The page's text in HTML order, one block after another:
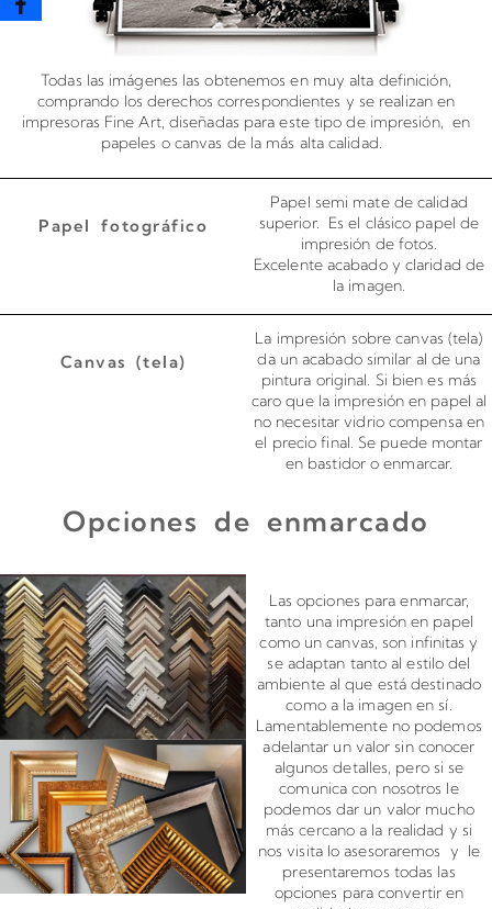
Todas las imágenes las obtenemos en muy alta definición,
comprando los derechos correspondientes y se realizan en
impresoras Fine Art, diseñadas para este tipo de impresión, en
papeles o canvas de la más alta calidad.
Papel fotográfico
Papel semi mate de calidad
superior. Es el clásico papel de
impresión de fotos.
Excelente acabado y claridad de
la imagen.
Canvas (tela)
La impresión sobre canvas (tela)
da un acabado similar al de una
pintura original. Si bien es más
caro que la impresión en papel al
no necesitar vidrio compensa en
el precio final. Se puede montar
en bastidor o enmarcar.
Opciones de enmarcado
Las opciones para enmarcar,
tanto una impresión en papel
como un canvas, son infinitas y
se adaptan tanto al estilo del
ambiente al que está destinado
como a la imagen en sí.
Lamentablemente no podemos
adelantar un valor sin conocer
algunos detalles, pero si se
comunica con nosotros le
podemos dar un valor mucho
más cercano a la realidad y si
nos visita lo asesoraremos y le
presentaremos todas las
opciones para convertir en